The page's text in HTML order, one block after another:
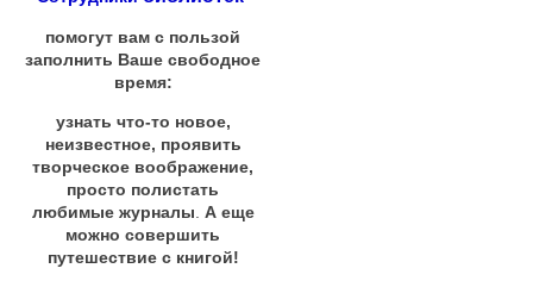
помогут вам с пользой
заполнить Ваше свободное
время:
узнать что-то новое,
неизвестное, проявить
творческое воображение,
просто полистать
любимые журналы А еще
можно совершить
путешествие с книгой!